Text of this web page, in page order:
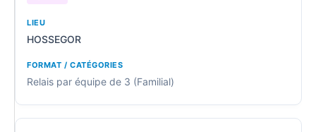
HOSSEGOR
Relais par équipe de 3 (Familial)